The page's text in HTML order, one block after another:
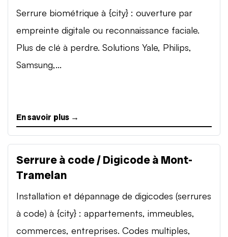
Serrure biométrique à {city} : ouverture par
empreinte digitale ou reconnaissance faciale.
Plus de clé à perdre. Solutions Yale, Philips,
Samsung,...
En savoir plus →
Serrure à code / Digicode à Mont-
Tramelan
Installation et dépannage de digicodes (serrures
à code) à {city} : appartements, immeubles,
commerces, entreprises. Codes multiples,